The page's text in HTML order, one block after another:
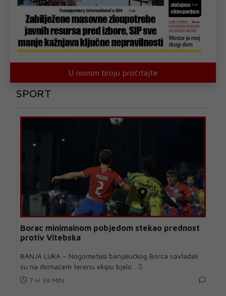
U novom broju pročitajte
SPORT
Borac minimalnom pobjedom stekao prednost
protiv Vitebska
BANJA LUKA – Nogometaši banjalučkog Borca savladali
su na domaćem terenu ekipu bjelo...
7 H 39 MIN